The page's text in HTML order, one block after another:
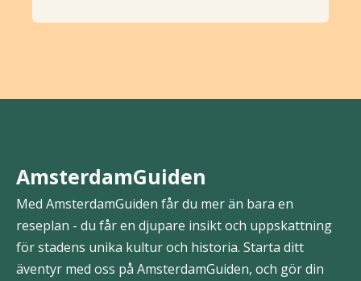
AmsterdamGuiden
Med AmsterdamGuiden får du mer än bara en
reseplan - du får en djupare insikt och uppskattning
för stadens unika kultur och historia. Starta ditt
äventyr med oss på AmsterdamGuiden, och gör din